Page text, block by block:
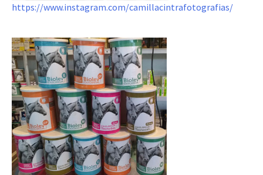
https://www.instagram.com/camillacintrafotografias/